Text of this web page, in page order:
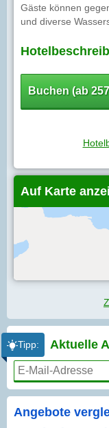
Gäste können
und diverse
Buchen (ab
Auf Karte
Tipp: Aktuelle
Angebote